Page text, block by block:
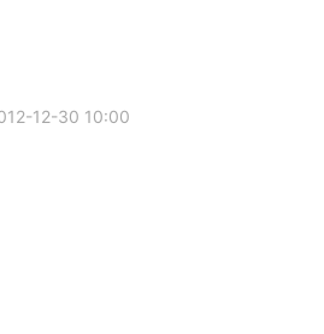
12-30 10:00